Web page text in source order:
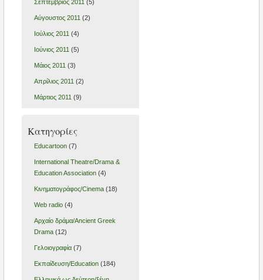
Σεπτέμβριος 2011 (5)
Αύγουστος 2011 (2)
Ιούλιος 2011 (4)
Ιούνιος 2011 (5)
Μάιος 2011 (3)
Απρίλιος 2011 (2)
Μάρτιος 2011 (9)
Κατηγορίες
Educartoon(7)
International Theatre/Drama &
Education Association(4)
Kινηματογράφος/Cinema(18)
Web radio(4)
Αρχαίο δράμα/Ancient Greek
Drama(12)
Γελοιογραφία(7)
Εκπαίδευση/Education(184)